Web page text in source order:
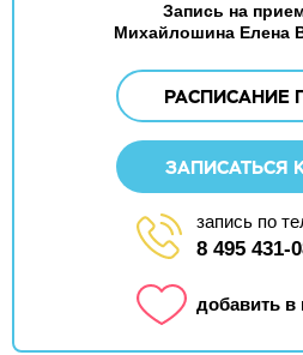
Запись на
Михайлошина Елена
РАСПИСАНИЕ
ЗАПИСАТЬСЯ
запись по
8 495 431-
добавить в